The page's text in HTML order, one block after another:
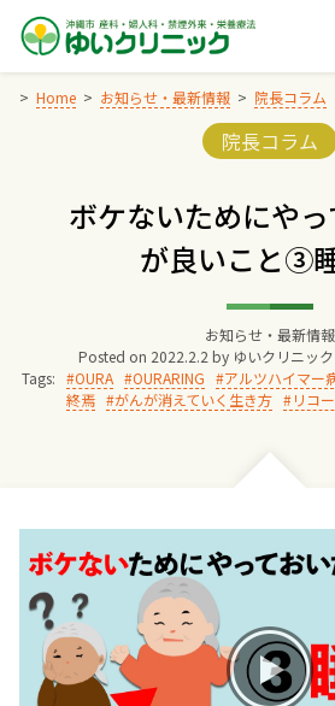
Skip
content
Home お知らせ・最新情報 院長コラム
Categories:
院長コラム
ボケないためにや
が良いこと③
お知らせ・最新情報
Posted on 2022.2.2 by ゆいクリニッ
Tags:
OURA OURARING アルツハイマー
終焉
がんが消えていく生き方 リコ
交通アクセス
院長からのごあい
ゆいクリニックの経
診療料金
お産について
親と子の結びつき